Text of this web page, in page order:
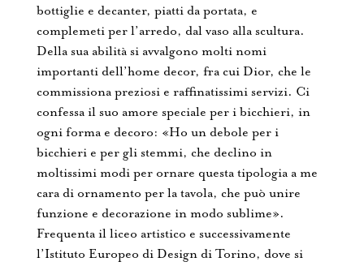
bottiglie e decanter, piatti da portata, e
complemeti per l’arredo, dal vaso alla scultura.
Della sua abilità si avvalgono molti nomi
importanti dell’home decor, fra cui Dior, che le
commissiona preziosi e raffinatissimi servizi. Ci
confessa il suo amore speciale per i bicchieri, in
ogni forma e decoro: «Ho un debole per i
bicchieri e per gli stemmi, che declino in
moltissimi modi per ornare questa tipologia a me
cara di ornamento per la tavola, che può unire
funzione e decorazione in modo sublime».
Frequenta il liceo artistico e successivamente
l’Istituto Europeo di Design di Torino, dove si